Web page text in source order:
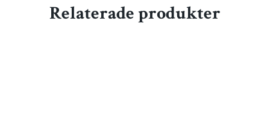
Relaterade produkter